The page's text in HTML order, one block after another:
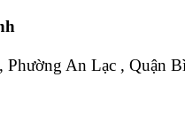
Phường An Lạc , Quận